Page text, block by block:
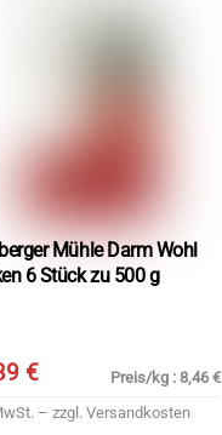
Mühle Darm Wohl
6 Stück zu 500 g
€
Preis/kg : 8,46 €
– zzgl. Versandkosten